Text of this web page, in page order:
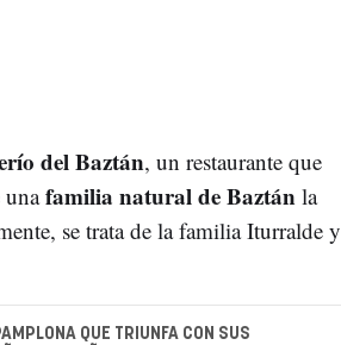
del Baztán, un restaurante que
unafamilia natural de Baztán la
se trata de la familia Iturralde y
QUE TRIUNFA CON SUS